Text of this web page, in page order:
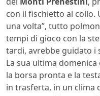
con il fischietto al collo.
una volta”, tutto
tempi di gioco con la
tardi, avrebbe guidato i
La sua ultima
la borsa pronta e la
in trasferta, in un clima